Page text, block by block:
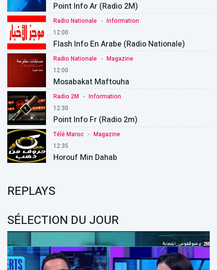
Point Info Ar (Radio 2M)
Radio Nationale - Information
12:00
Flash Info En Arabe (Radio Nationale)
Radio Nationale - Magazine
12:00
Mosabakat Maftouha
Radio 2M - Information
12:30
Point Info Fr (Radio 2m)
Télé Maroc - Magazine
12:35
Horouf Min Dahab
REPLAYS
SÉLECTION DU JOUR